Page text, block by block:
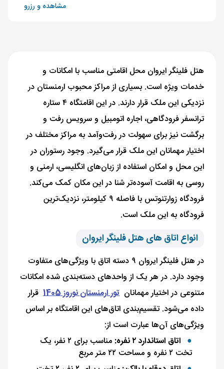
مشاهده و رزرو
هتل فلینگر ایروان محل اقامتی مناسب با امکانات و
خدمات ویژه است. بسیاری از مراکز محبوب ارمنستان در
نزدیکی این ملک قرار دارند. در این اقامتگاه ۴ ستاره
ترانسفر فرودگاهی، اجاره اتومبیل و سرویس رفت و
برگشت نیز برای سهولت در رفت‌و‌آمد به مراکز مختلف در
اختیار مهمانان این ملک قرار می‌گیرد. وجود رستوران در
این محل و امکان استفاده از زبان‌های انگلیسی، ارمنی و
روسی به اقامت آسوده‌تر شنا در این مکان کمک می‌کند.
فرودگاه زوارتنوتس با فاصله ۹ کیلومتر، نزدیک‌ترین
فرودگاه به این ملک است.
انواع اتاق های هتل فلینگر ایروان
در هتل فلینگر ایروان ۹ دسته اتاق با ویژگی‌های متفاوت
وجود دارد. در هر یک از واحدهای دسته‌بندی‌ شده امکانات
متنوعی در اختیار مهمانان تور ارمنستان نوروز 1405
قرار
داده می‌شود. تقسیم‌بندی اتاق‌های این اقامتگاه بر اساس
ویژگی‌های آن‌ها عبارت است از:
اتاق استاندارد ۲ نفره:
مناسب برای ۲ نفر، یک
تخت ۲ نفره و مساحت ۲۲ متر مربع